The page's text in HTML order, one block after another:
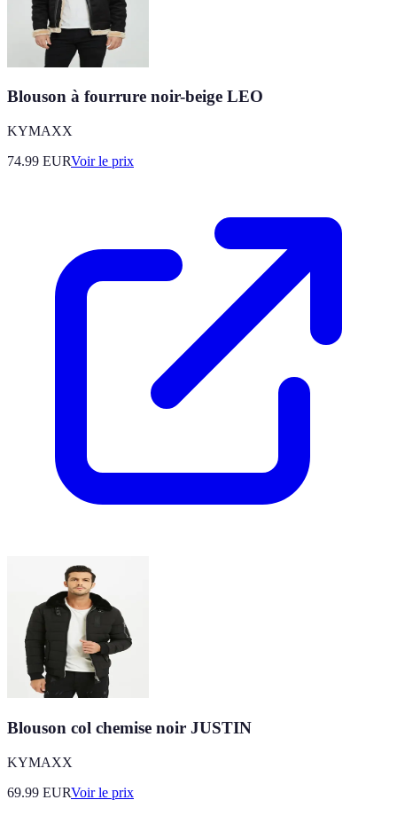
Blouson à fourrure noir-beige LEO
KYMAXX
74.99 EURVoir le prix
Blouson col chemise noir JUSTIN
KYMAXX
69.99 EURVoir le prix